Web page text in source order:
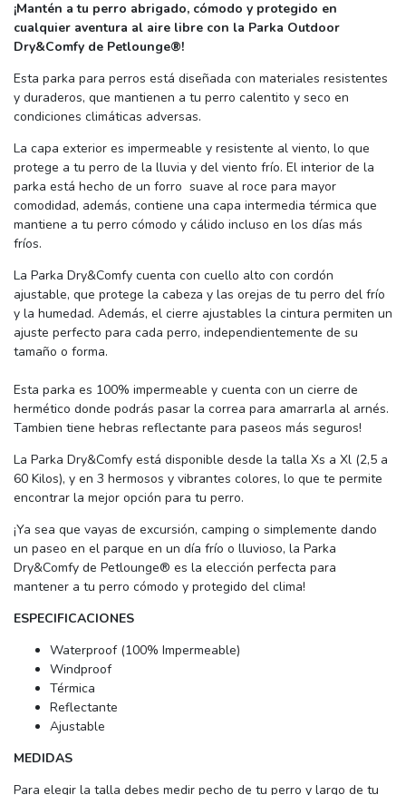
¡Mantén a tu perro abrigado, cómodo y protegido en
cualquier aventura al aire libre con la Parka Outdoor
Dry&Comfy de Petlounge®!
Esta parka para perros está diseñada con materiales resistentes
y duraderos, que mantienen a tu perro calentito y seco en
condiciones climáticas adversas.
La capa exterior es impermeable y resistente al viento, lo que
protege a tu perro de la lluvia y del viento frío. El interior de la
parka está hecho de un forro suave al roce para mayor
comodidad, además, contiene una capa intermedia térmica que
mantiene a tu perro cómodo y cálido incluso en los días más
fríos.
La Parka Dry&Comfy cuenta con cuello alto con cordón
ajustable, que protege la cabeza y las orejas de tu perro del frío
y la humedad. Además, el cierre ajustables la cintura permiten un
ajuste perfecto para cada perro, independientemente de su
tamaño o forma.
Esta parka es 100% impermeable y cuenta con un cierre de
hermético donde podrás pasar la correa para amarrarla al arnés.
Tambien tiene hebras reflectante para paseos más seguros!
La Parka Dry&Comfy está disponible desde la talla Xs a Xl (2,5 a
60 Kilos), y en 3 hermosos y vibrantes colores, lo que te permite
encontrar la mejor opción para tu perro.
¡Ya sea que vayas de excursión, camping o simplemente dando
un paseo en el parque en un día frío o lluvioso, la Parka
Dry&Comfy de Petlounge® es la elección perfecta para
mantener a tu perro cómodo y protegido del clima!
ESPECIFICACIONES
Waterproof (100% Impermeable)
Windproof
Térmica
Reflectante
Ajustable
MEDIDAS
Para elegir la talla debes medir pecho de tu perro y largo de tu